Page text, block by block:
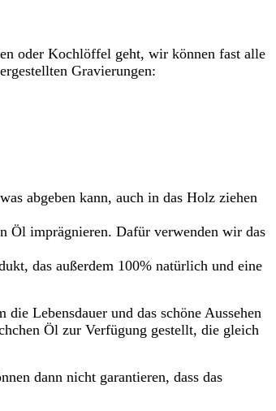
oder Kochlöffel geht, wir können fast alle
Gravierungen:
abgeben kann, auch in das Holz ziehen
Öl imprägnieren. Dafür verwenden wir das
das außerdem 100% natürlich und eine
Lebensdauer und das schöne Aussehen
Öl zur Verfügung gestellt, die gleich
dann nicht garantieren, dass das